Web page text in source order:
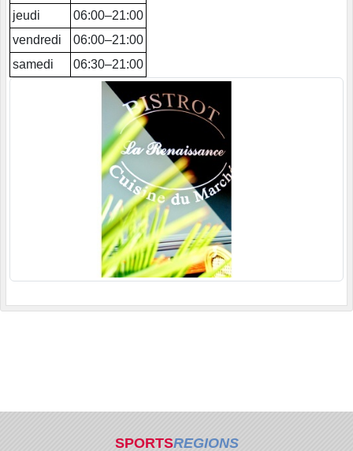
jeudi
06:00–21:00
vendredi
06:00–21:00
samedi
06:30–21:00
SPORTSREGIONS